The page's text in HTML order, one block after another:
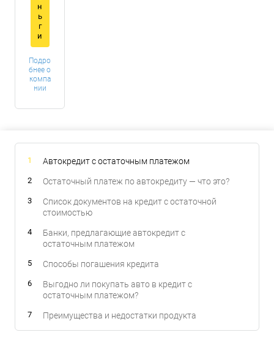
н
ь
г
и
Подро
бнее о
компа
нии
Автокредит с остаточным платежом
Остаточный платеж по автокредиту — что это?
Список документов на кредит с остаточной
стоимостью
Банки, предлагающие автокредит с
остаточным платежом
Способы погашения кредита
Выгодно ли покупать авто в кредит с
остаточным платежом?
Преимущества и недостатки продукта